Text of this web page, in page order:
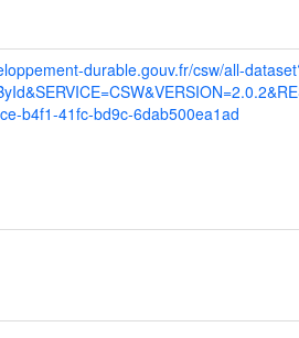
durable.gouv.fr/csw/all-
b4f1-41fc-bd9c-6dab500ea1ad